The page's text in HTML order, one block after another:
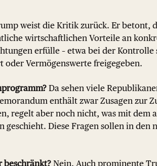
weist die Kritik zurück. Er betont,
wirtschaftlichen Vorteile an
erfülle – etwa bei der Kontrolle
oder Vermögenswerte freigegeben.
Da sehen viele
enthält zwar Zusagen zur
regelt aber noch nicht, was mit dem
geschieht. Diese Fragen sollen in den
Nein. Auch prominente